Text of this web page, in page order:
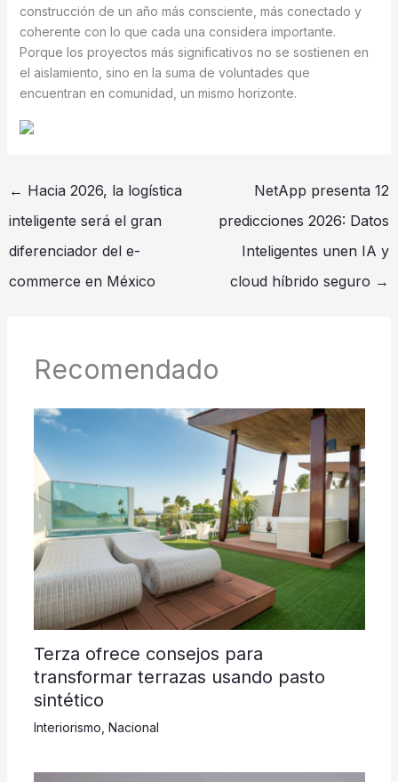
construcción de un año más consciente, más conectado y
coherente con lo que cada una considera importante.
Porque los proyectos más significativos no se sostienen en
el aislamiento, sino en la suma de voluntades que
encuentran en comunidad, un mismo horizonte.
← Hacia 2026, la logística
inteligente será el gran
diferenciador del e-
commerce en México
NetApp presenta 12
predicciones 2026: Datos
Inteligentes unen IA y
cloud híbrido seguro →
Recomendado
Terza ofrece consejos para
transformar terrazas usando pasto
sintético
Interiorismo Nacional